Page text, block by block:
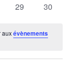
0
29
0
30
auxévènements